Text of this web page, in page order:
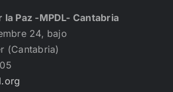
Paz -MPDL- Cantabria
24, bajo
(Cantabria)